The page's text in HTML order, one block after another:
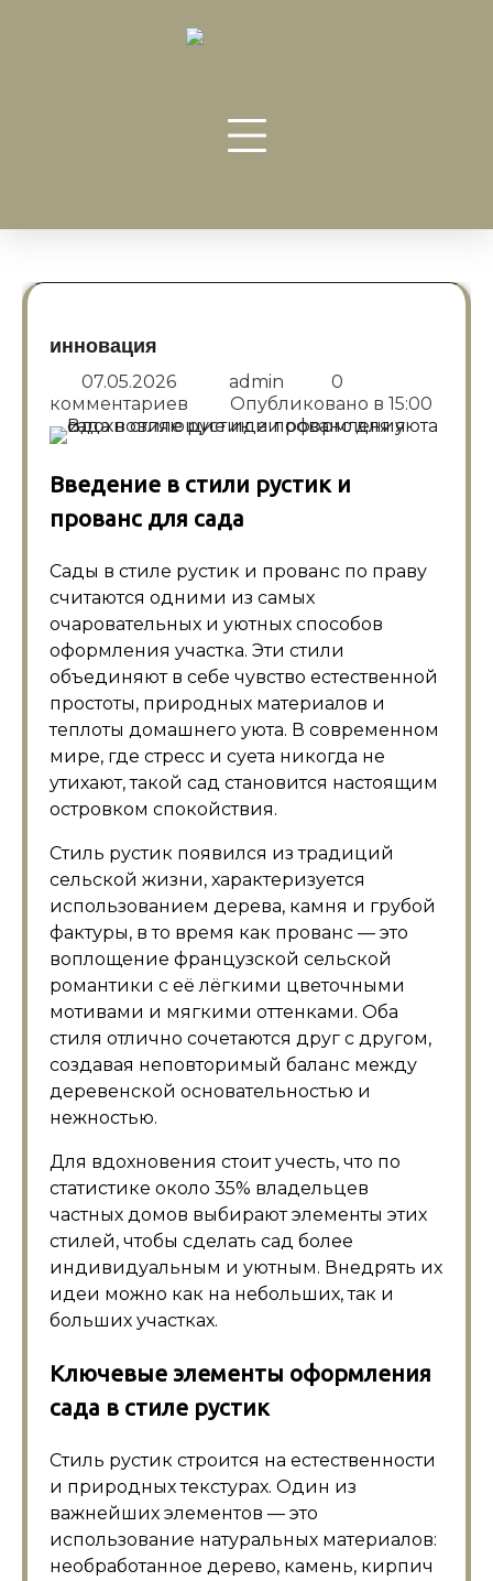
инновация
07.05.2026 admin
0
комментариев
Опубликовано в 15:00
Введение в стили рустик и
прованс для сада
Сады в стиле рустик и прованс по праву
считаются одними из самых
очаровательных и уютных способов
оформления участка. Эти стили
объединяют в себе чувство естественной
простоты, природных материалов и
теплоты домашнего уюта. В современном
мире, где стресс и суета никогда не
утихают, такой сад становится настоящим
островком спокойствия.
Стиль рустик появился из традиций
сельской жизни, характеризуется
использованием дерева, камня и грубой
фактуры, в то время как прованс — это
воплощение французской сельской
романтики с её лёгкими цветочными
мотивами и мягкими оттенками. Оба
стиля отлично сочетаются друг с другом,
создавая неповторимый баланс между
деревенской основательностью и
нежностью.
Для вдохновения стоит учесть, что по
статистике около 35% владельцев
частных домов выбирают элементы этих
стилей, чтобы сделать сад более
индивидуальным и уютным. Внедрять их
идеи можно как на небольших, так и
больших участках.
Ключевые элементы оформления
сада в стиле рустик
Стиль рустик строится на естественности
и природных текстурах. Один из
важнейших элементов — это
использование натуральных материалов:
необработанное дерево, камень, кирпич